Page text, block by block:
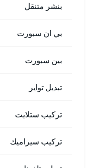
بنشر متنقل
بي ان سبورت
بين سبورت
تبديل تواير
تركيب ستلايت
تركيب سيراميك